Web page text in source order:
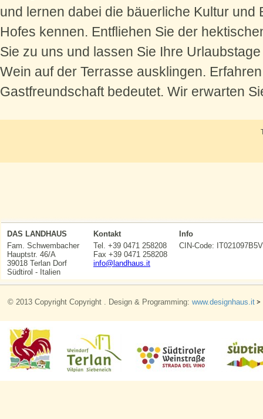
und lernen dabei die bäuerliche Kultur und
Hofes kennen. Entfliehen Sie der
Sie zu uns und lassen Sie Ihre
Wein auf der Terrasse ausklingen.
Gastfreundschaft bedeutet. Wir erwarten
DAS LANDHAUS
Fam. Schwembacher
Hauptstr. 46/A
39018 Terlan Dorf
Südtirol - Italien
Kontakt
Tel. +39 0471 258208
Fax +39 0471 258208
info@landhaus.it
Info
CIN-Code:
© 2013 Copyright Copyright . Design & Programming: www.designhaus.it